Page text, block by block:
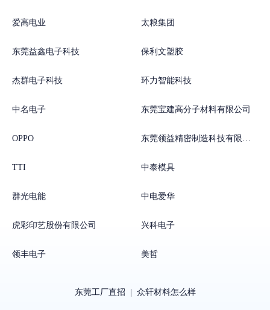
爱高电业 太粮集团
东莞益鑫电子科技 保利文塑胶
杰群电子科技 环力智能科技
中名电子 东莞宝建高分子材料有限公司
OPPO 东莞领益精密制造科技有限公司
TTI 中泰模具
群光电能 中电爱华
虎彩印艺股份有限公司 兴科电子
领丰电子 美哲
东莞工厂直招 众轩材料怎么样